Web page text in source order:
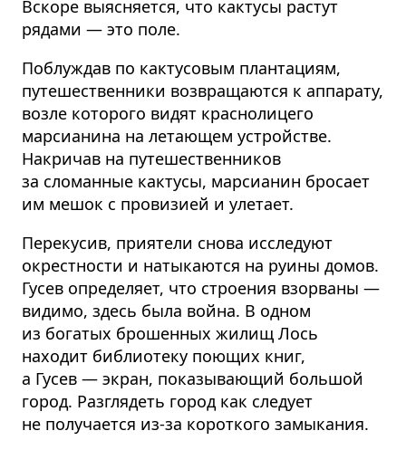
Вскоре выясняется, что кактусы растут
рядами — это поле.
Поблуждав по кактусовым плантациям,
путешественники возвращаются к аппарату,
возле которого видят краснолицего
марсианина на летающем устройстве.
Накричав на путешественников
за сломанные кактусы, марсианин бросает
им мешок с провизией и улетает.
Перекусив, приятели снова исследуют
окрестности и натыкаются на руины домов.
Гусев определяет, что строения взорваны —
видимо, здесь была война. В одном
из богатых брошенных жилищ Лось
находит библиотеку поющих книг,
а Гусев — экран, показывающий большой
город. Разглядеть город как следует
не получается из-за короткого замыкания.